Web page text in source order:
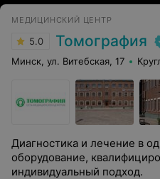
МЕДИЦИНСКИЙ ЦЕНТР
5.0 Томография
Минск, ул. Витебская, 17
Диагностика и лечение в
оборудование,
индивидуальный подход.